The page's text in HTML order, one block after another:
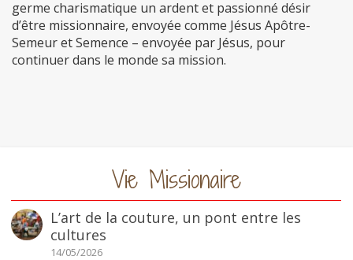
germe charismatique un ardent et passionné désir
d’être missionnaire, envoyée comme Jésus Apôtre-
Semeur et Semence – envoyée par Jésus, pour
continuer dans le monde sa mission.
Vie Missionaire
L’art de la couture, un pont entre les
cultures
14/05/2026